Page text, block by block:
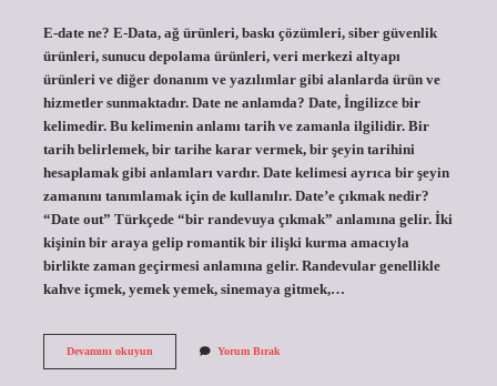
E-date ne? E-Data, ağ ürünleri, baskı çözümleri, siber güvenlik
ürünleri, sunucu depolama ürünleri, veri merkezi altyapı
ürünleri ve diğer donanım ve yazılımlar gibi alanlarda ürün ve
hizmetler sunmaktadır. Date ne anlamda? Date, İngilizce bir
kelimedir. Bu kelimenin anlamı tarih ve zamanla ilgilidir. Bir
tarih belirlemek, bir tarihe karar vermek, bir şeyin tarihini
hesaplamak gibi anlamları vardır. Date kelimesi ayrıca bir şeyin
zamanını tanımlamak için de kullanılır. Date’e çıkmak nedir?
“Date out” Türkçede “bir randevuya çıkmak” anlamına gelir. İki
kişinin bir araya gelip romantik bir ilişki kurma amacıyla
birlikte zaman geçirmesi anlamına gelir. Randevular genellikle
kahve içmek, yemek yemek, sinemaya gitmek,…
Devamını okuyunE
Yorum Bırak